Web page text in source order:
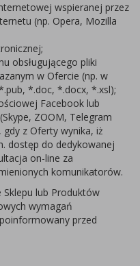
wspieranej przez
(np. Opera, Mozilla
obsługującego pliki
w Ofercie (np. w
*.doc, *.docx, *.xsl);
Facebook lub
ZOOM, Telegram
z Oferty wynika, iż
dostęp do dedykowanej
on-line za
komunikatorów.
lub Produktów
wymagań
przed